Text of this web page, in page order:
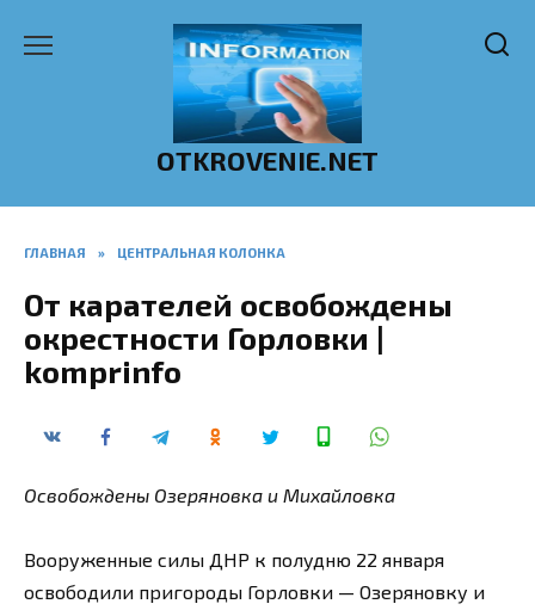
OTKROVENIE.NET
ГЛАВНАЯ » ЦЕНТРАЛЬНАЯ КОЛОНКА
От карателей освобождены
окрестности Горловки |
komprinfo
Освобождены Озеряновка и Михайловка
Вооруженные силы ДНР к полудню 22 января
освободили пригороды Горловки — Озеряновку и